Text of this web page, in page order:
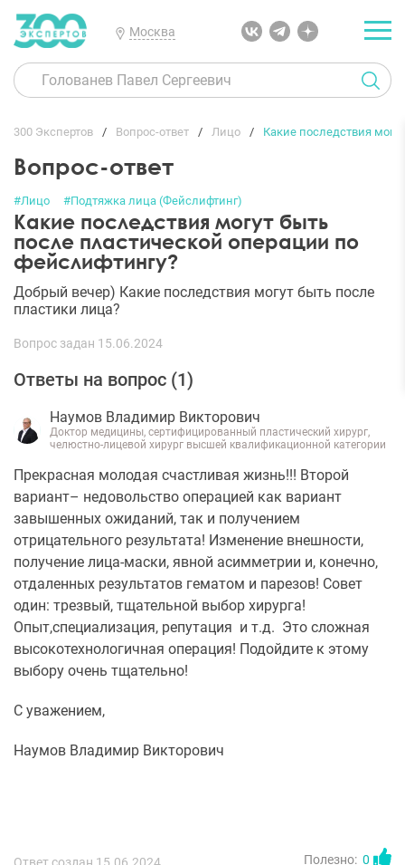
Москва
300 Экспертов Вопрос-ответ Лицо Какие последствия
Вопрос-ответ
#Лицо #Подтяжка лица (Фейслифтинг)
Какие последствия могут быть
после пластической операции по
фейслифтингу?
Добрый вечер) Какие последствия могут быть после
пластики лица?
Вопрос задан 15.06.2024
Ответы на вопрос (1)
Наумов Владимир Викторович
Доктор медицины, сертифицированный пластический хирург,
челюстно-лицевой хирург высшей квалификационной категории
Прекрасная молодая счастливая жизнь!!! Второй
вариант– недовольство операцией как вариант
завышенных ожиданий, так и получением
отрицательного результата! Изменение внешности,
получение лица-маски, явной асимметрии и, конечно,
отдаленных результатов гематом и парезов! Совет
один: трезвый, тщательной выбор хирурга!
Опыт,специализация, репутация и т.д. Это сложная
высокотехнологичная операция! Подойдите к этому
выбору очень тщательно!
С уважением,
Наумов Владимир Викторович
Полезно: 0